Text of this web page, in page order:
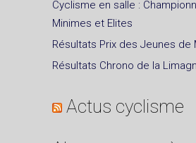
Cyclisme en salle :
Minimes et Elites
Résultats Prix des Jeunes de
Résultats Chrono de la
Actus cyclisme